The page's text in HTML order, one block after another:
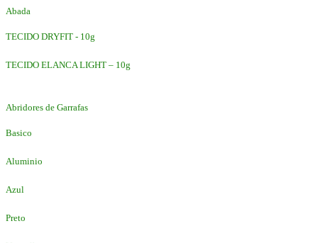
Abada
TECIDO DRYFIT - 10g
TECIDO ELANCA LIGHT – 10g
Abridores de Garrafas
Basico
Aluminio
Azul
Preto